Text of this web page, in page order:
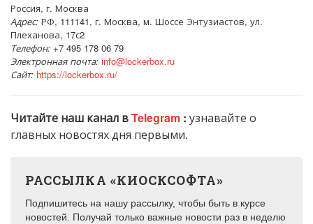
Россия, г. Москва
Адрес: РФ, 111141, г. Москва, м. Шоссе Энтузиастов, ул.
Плеханова, 17с2
Телефон: +7 495 178 06 79
Электронная почта: info@lockerbox.ru
Сайт: https://lockerbox.ru/
Читайте наш канал вTelegram : узнавайте о
главных новостях дня первыми.
РАССЫЛКА «КИОСКСОФТА»
Подпишитесь на нашу рассылку, чтобы быть в курсе
новостей. Получай только важные новости раз в неделю